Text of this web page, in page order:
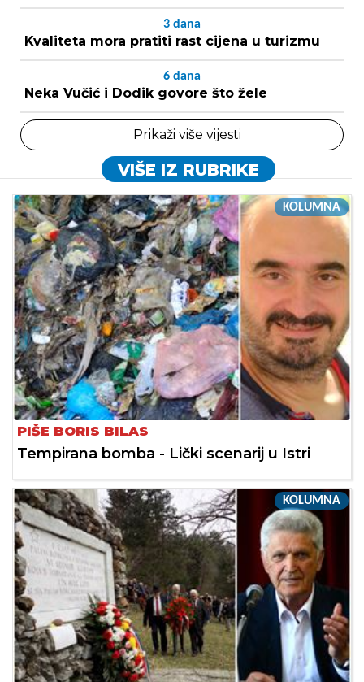
3 dana
Kvaliteta mora pratiti rast cijena u turizmu
6 dana
Neka Vučić i Dodik govore što žele
Prikaži više vijesti
VIŠE IZ RUBRIKE
KOLUMNA
PIŠE BORIS BILAS
Tempirana bomba - Lički scenarij u Istri
KOLUMNA